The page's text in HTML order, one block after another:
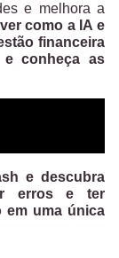
e melhora a
como a IA e
financeira
conheça as
e descubra
erros e ter
em uma única